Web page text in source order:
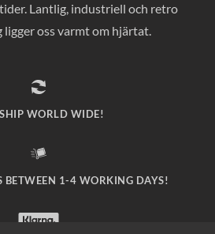
Lantlig, industriell och retro
ligger oss varmt om hjärtat.
WORLD WIDE!
BETWEEN 1-4 WORKING DAYS!